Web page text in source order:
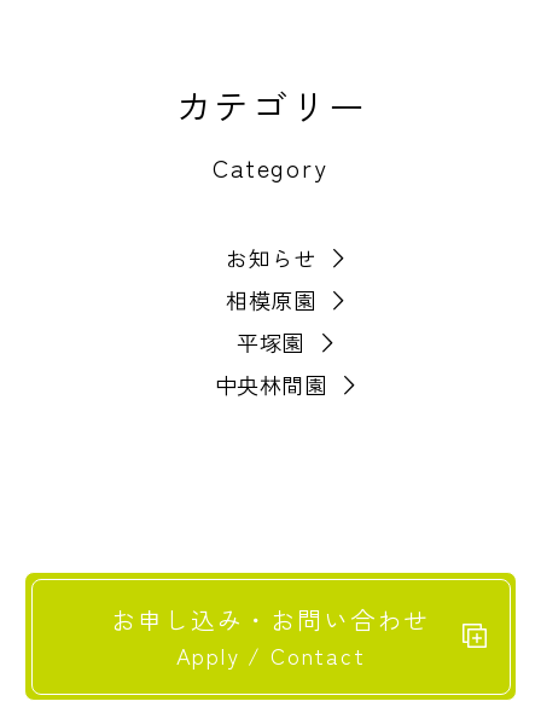
カテゴリー
Category
お知らせ
相模原園
平塚園
中央林間園
お申し込み・お問い合わせ
Apply / Contact